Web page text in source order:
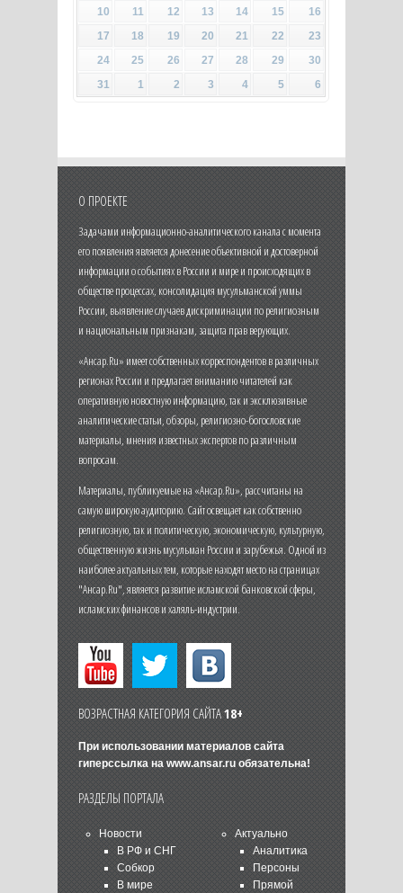
10
11 12 13 14 15
16
17
18 19 20 21 22
23
24
25 26 27 28 29
30
31
1 2 3 4 5 6
О ПРОЕКТЕ
Задачами информационно-аналитического канала с момента
его появления является донесение объективной и достоверной
информации о событиях в России и мире и происходящих в
обществе процессах, консолидация мусульманской уммы
России, выявление случаев дискриминации по религиозным
и национальным признакам, защита прав верующих.
«Ансар.Ru» имеет собственных корреспондентов в различных
регионах России и предлагает вниманию читателей как
оперативную новостную информацию, так и эксклюзивные
аналитические статьи, обзоры, религиозно-богословские
материалы, мнения известных экспертов по различным
вопросам.
Материалы, публикуемые на «Ансар.Ru», рассчитаны на
самую широкую аудиторию. Сайт освещает как собственно
религиозную, так и политическую, экономическую, культурную,
общественную жизнь мусульман России и зарубежья. Одной из
наиболее актуальных тем, которые находят место на страницах
"Ансар.Ru", является развитие исламской банковской сферы,
исламских финансов и халяль-индустрии.
ВОЗРАСТНАЯ КАТЕГОРИЯ САЙТА18+
При использовании материалов сайта
гиперссылка на www.ansar.ruобязательна!
РАЗДЕЛЫ ПОРТАЛА
Новости
В РФ и СНГ
Собкор
В мире
Актуально
Аналитика
Персоны
Прямой